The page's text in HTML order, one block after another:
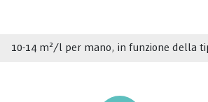
10-14 m²/l per mano, in funzione della